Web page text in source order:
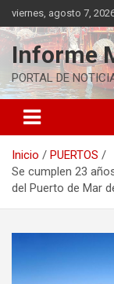
Saltar
al
contenido
viernes, agosto 7,
Informe
PORTAL DE
Inicio
PUERTOS
Se cumplen 23
del Puerto de Mar